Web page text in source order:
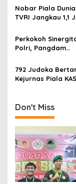
a
i
n
Barat Daya
Nobar Piala Dunia
TVRI Jangkau 1,1
Terdongkrak
Perkokoh
Polri, Pangdam
Olahraga
Bhayangkara ke-
Papua Barat
792 Judoka
Kejurnas Piala
Don't Miss